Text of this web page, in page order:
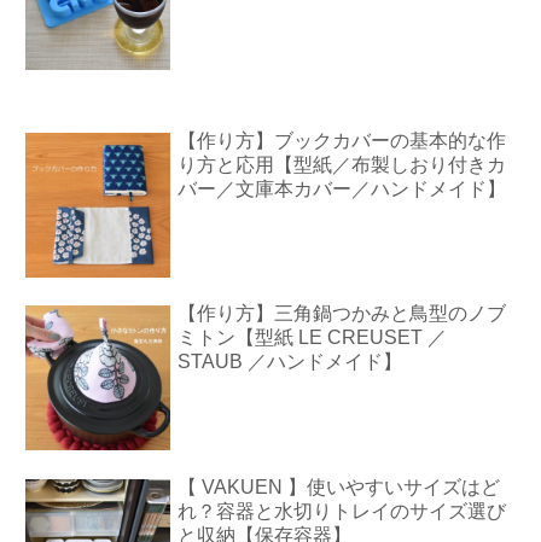
【作り方】ブックカバーの基本的な作
り方と応用【型紙／布製しおり付きカ
バー／文庫本カバー／ハンドメイド】
【作り方】三角鍋つかみと鳥型のノブ
ミトン【型紙 LE CREUSET ／
STAUB ／ハンドメイド】
【 VAKUEN 】使いやすいサイズはど
れ？容器と水切りトレイのサイズ選び
と収納【保存容器】